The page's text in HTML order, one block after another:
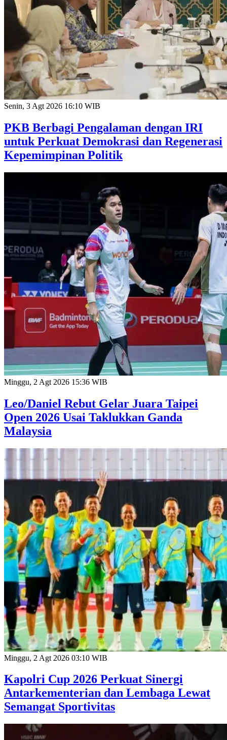
Senin, 3 Agt 2026 16:10 WIB
PKB Berbagi Pengalaman dengan IRI
untuk Perkuat Demokrasi dan Regenerasi
Kepemimpinan Politik
Minggu, 2 Agt 2026 15:36 WIB
Leo/Daniel Rebut Gelar Juara Taipei
Open 2026 Usai Taklukkan Ganda
Malaysia
Minggu, 2 Agt 2026 03:10 WIB
Kapolri Cup 2026 Perkuat Sinergi
Antarkementerian dan Lembaga Lewat
Semangat Sportivitas